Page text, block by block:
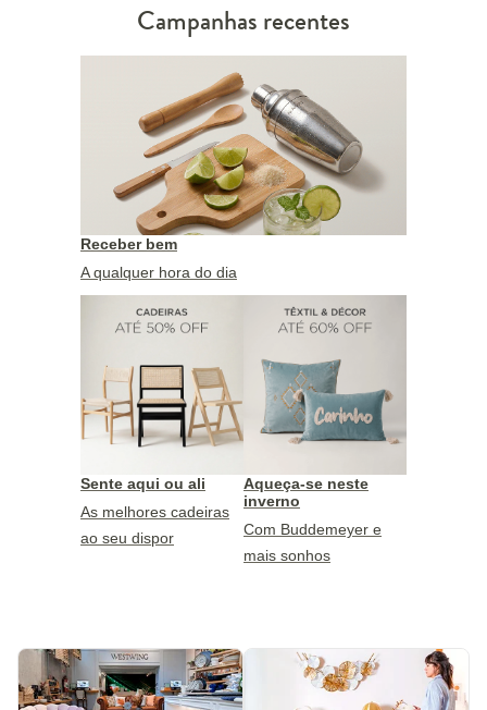
Campanhas recentes
Receber bem
A qualquer hora do dia
Sente aqui ou ali
As melhores cadeiras
ao seu dispor
Aqueça-se neste
inverno
Com Buddemeyer e
mais sonhos